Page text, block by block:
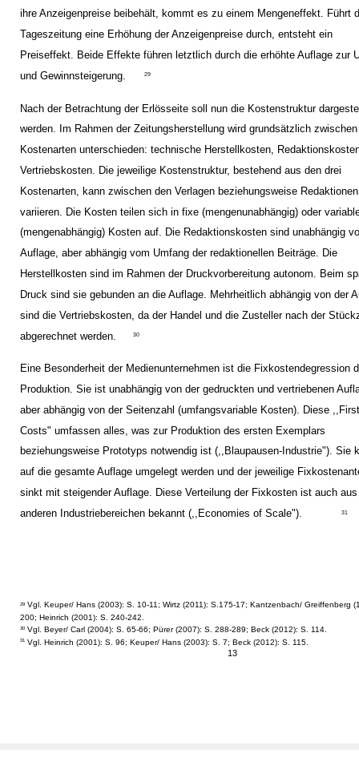
13
ihre Anzeigenpreise beibehält, kommt es zu einem Mengeneffekt. Führt
Tageszeitung eine Erhöhung der Anzeigenpreise durch, entsteht ein
Preiseffekt. Beide Effekte führen letztlich durch die erhöhte Auflage zur
und Gewinnsteigerung.
29
Nach der Betrachtung der Erlösseite soll nun die Kostenstruktur
werden. Im Rahmen der Zeitungsherstellung wird grundsätzlich
Kostenarten unterschieden: technische Herstellkosten,
Vertriebskosten. Die jeweilige Kostenstruktur, bestehend aus den drei
Kostenarten, kann zwischen den Verlagen beziehungsweise
variieren. Die Kosten teilen sich in fixe (mengenunabhängig) oder
(mengenabhängig) Kosten auf. Die Redaktionskosten sind unabhängig
Auflage, aber abhängig vom Umfang der redaktionellen Beiträge. Die
Herstellkosten sind im Rahmen der Druckvorbereitung autonom. Beim
Druck sind sie gebunden an die Auflage. Mehrheitlich abhängig von der
sind die Vertriebskosten, da der Handel und die Zusteller nach der
abgerechnet werden.
30
Eine Besonderheit der Medienunternehmen ist die Fixkostendegression
Produktion. Sie ist unabhängig von der gedruckten und vertriebenen
aber abhängig von der Seitenzahl (umfangsvariable Kosten). Diese
Costs" umfassen alles, was zur Produktion des ersten Exemplars
beziehungsweise Prototyps notwendig ist (,,Blaupausen-Industrie"). Sie
auf die gesamte Auflage umgelegt werden und der jeweilige
sinkt mit steigender Auflage. Diese Verteilung der Fixkosten ist auch aus
anderen Industriebereichen bekannt (,,Economies of Scale").
31
29 Vgl. Keuper/ Hans (2003): S. 10-11; Wirtz (2011): S.175-17; Kantzenbach/ Greiffenberg
200; Heinrich (2001): S. 240-242.
30 Vgl. Beyer/ Carl (2004): S. 65-66; Pürer (2007): S. 288-289; Beck (2012): S. 114.
31 Vgl. Heinrich (2001): S. 96; Keuper/ Hans (2003): S. 7; Beck (2012): S. 115.